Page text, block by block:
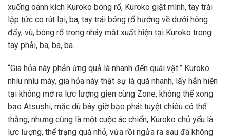
xuống oanh kích Kuroko bóng rổ, Kuroko giật mình, tay trái
lập tức co rút lại, ba, tay trái bóng rổ hướng về dưới hông
đẩy, vù, bóng rổ trong nháy mắt xuất hiện tại Kuroko trong
tay phải, ba, ba, ba.
“Gia hỏa này phản ứng quả là nhanh đến quái vật.” Kuroko
nhíu nhíu mày, gia hỏa này thật sự là quá nhanh, lấy hắn hiện
tại không mở ra lực lượng gien cùng Zone, không thể xong
bạo Atsushi, mặc dù bây giờ bạo phát tuyệt chiêu có thể
thắng, nhưng cũng là một cuộc ác chiến, Kuroko chủ yếu là
lực lượng, thể trạng quá nhỏ, vừa rồi ngửa ra sau đã không